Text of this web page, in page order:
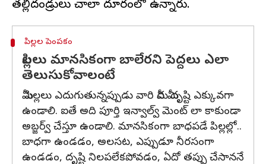
పిల్లల పెంపకం
పిల్లలు మానసికంగా బాలేరని పెద్దలు ఎలా
తెలుసుకోవాలంటే
మీ పిల్లలు ఎదుగుతున్నప్పుడు వారి మీద మీ దృష్టి ఎక్కువగా
ఉండాలి. ఐతే అది పూర్తి ఇన్వాల్వ్ మెంట్ లా కాకుండా
అబ్జర్వ్ చేస్తూ ఉండాలి. మానసికంగా బాధపడే పిల్లల్లో..
బాధగా ఉండడం, అలసట, ఎప్పుడూ నీరసంగా
ఉండడం, దృష్టి నిలపలేకపోవడం, ఏదో తప్పు చేసాననే